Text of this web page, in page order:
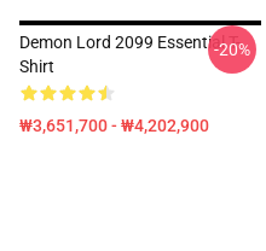
Demon Lord 2099 Essential T-
Shirt
₩3,651,700 - ₩4,202,900
-20%